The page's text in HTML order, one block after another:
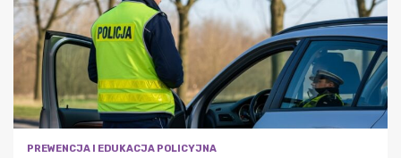
PREWENCJA I EDUKACJA POLICYJNA